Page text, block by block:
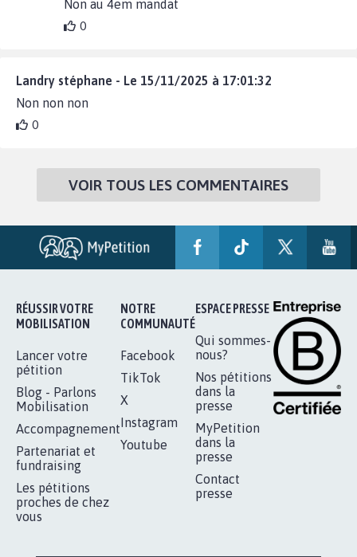
Non au 4em mandat
0
Landry stéphane - Le 15/11/2025 à 17:01:32
Non non non
0
VOIR TOUS LES COMMENTAIRES
RÉUSSIR VOTRE
MOBILISATION
Lancer votre
pétition
Blog - Parlons
Mobilisation
Accompagnement
Partenariat et
fundraising
Les pétitions
proches de chez
vous
NOTRE
COMMUNAUTÉ
Facebook
TikTok
X
Instagram
Youtube
ESPACE PRESSE
Qui sommes-
nous?
Nos pétitions
dans la
presse
MyPetition
dans la
presse
Contact
presse